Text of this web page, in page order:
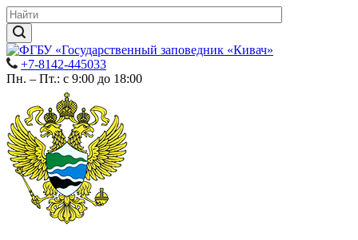
+7-8142-445033
Пн. – Пт.: с 9:00 до 18:00